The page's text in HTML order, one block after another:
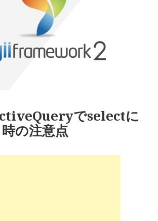
でselectに
の注意点